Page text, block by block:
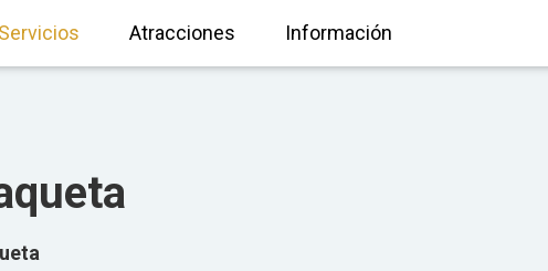
Servicios Atracciones Información